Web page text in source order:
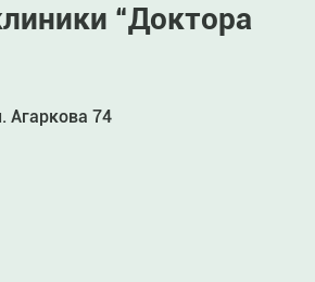
“Доктора
Агаркова 74